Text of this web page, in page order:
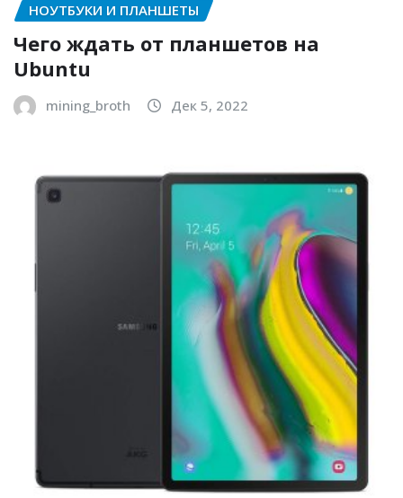
НОУТБУКИ И ПЛАНШЕТЫ
Чего ждать от планшетов на
Ubuntu
mining_broth Дек 5, 2022